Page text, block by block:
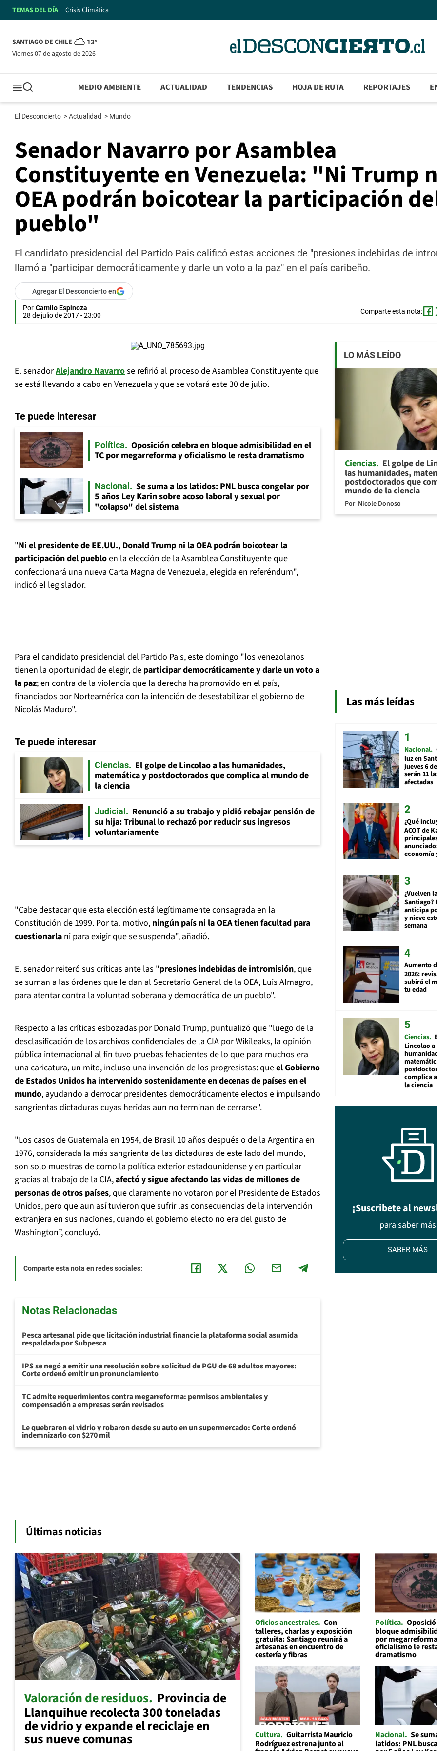
TEMAS DEL DÍA Crisis Climática
SANTIAGO DE CHILE 13°
viernes 07 de agosto de 2026
MEDIO AMBIENTE ACTUALIDAD TENDENCIAS HOJA DE RUTA REPORTAJES
El Desconcierto >Actualidad > Mundo
Senador Navarro por Asamblea
Constituyente en Venezuela: "Ni Trump
OEA podrán boicotear la participación
pueblo"
El candidato presidencial del Partido Pais calificó estas acciones de "presiones indebidas de
llamó a "participar democráticamente y darle un voto a la paz" en el país caribeño.
Agregar El Desconcierto en
Por Camilo Espinoza
28 de julio de 2017 - 23:00
Comparte esta nota:
El senadorAlejandro Navarrose refirió al proceso de Asamblea Constituyente que
se está llevando a cabo en Venezuela y que se votará este 30 de julio.
Te puede interesar
Política
Oposición celebra en bloque admisibilidad en el
TC por megarreforma y oficialismo le resta dramatismo
Nacional
Se suma a los latidos: PNL busca congelar por
5 años Ley Karin sobre acoso laboral y sexual por
"colapso" del sistema
"Ni el presidente de EE.UU., Donald Trump ni la OEA podrán boicotear la
participación del puebloen la elección de la Asamblea Constituyente que
confeccionará una nueva Carta Magna de Venezuela, elegida en referéndum",
indicó el legislador.
Para el candidato presidencial del Partido Pais, este domingo "los venezolanos
tienen la oportunidad de elegir, de participar democráticamente y darle un voto a
la paz; en contra de la violencia que la derecha ha promovido en el país,
financiados por Norteamérica con la intención de desestabilizar el gobierno de
Nicolás Maduro".
Te puede interesar
Ciencias
El golpe de Lincolao a las humanidades,
matemática y postdoctorados que complica al mundo de
la ciencia
Judicial
Renunció a su trabajo y pidió rebajar pensión de
su hija: Tribunal lo rechazó por reducir sus ingresos
voluntariamente
"Cabe destacar que esta elección está legítimamente consagrada en la
Constitución de 1999. Por tal motivo, ningún país ni la OEA tienen facultad para
cuestionarla ni para exigir que se suspenda", añadió.
El senador reiteró sus críticas ante las "presiones indebidas de intromisión, que
se suman a las órdenes que le dan al Secretario General de la OEA, Luis Almagro,
para atentar contra la voluntad soberana y democrática de un pueblo".
Respecto a las críticas esbozadas por Donald Trump, puntualizó que "luego de la
desclasificación de los archivos confidenciales de la CIA por Wikileaks, la opinión
pública internacional al fin tuvo pruebas fehacientes de lo que para muchos era
una caricatura, un mito, incluso una invención de los progresistas: queel Gobierno
de Estados Unidos ha intervenido sostenidamente en decenas de países en el
mundo, ayudando a derrocar presidentes democráticamente electos e impulsando
sangrientas dictaduras cuyas heridas aun no terminan de cerrarse".
"Los casos de Guatemala en 1954, de Brasil 10 años después o de la Argentina en
1976, considerada la más sangrienta de las dictaduras de este lado del mundo,
son solo muestras de como la política exterior estadounidense y en particular
gracias al trabajo de la CIA,afectó y sigue afectando las vidas de millones de
personas de otros países, que claramente no votaron por el Presidente de Estados
Unidos, pero que aun así tuvieron que sufrir las consecuencias de la intervención
extranjera en sus naciones, cuando el gobierno electo no era del gusto de
Washington”, concluyó.
Comparte esta nota en redes sociales:
Notas Relacionadas
Pesca artesanal pide que licitación industrial financie la plataforma social asumida
respaldada por Subpesca
IPS se negó a emitir una resolución sobre solicitud de PGU de 68 adultos mayores:
Corte ordenó emitir un pronunciamiento
TC admite requerimientos contra megarreforma: permisos ambientales y
compensación a empresas serán revisados
Le quebraron el vidrio y robaron desde su auto en un supermercado: Corte ordenó
indemnizarlo con $270 mil
LO MÁS LEÍDO
Ciencias El golpe de
las humanidades,
postdoctorados que
mundo de la ciencia
Por Nicole Donoso
Las más leídas
Nacional
luz en
jueves 6
serán 11
afectadas
¿Qué
ACOT de
economía
¿Vuelven
Santiago?
anticipa
y nieve
semana
Aumento
2026:
subirá el
tu edad
Ciencias
Lincolao a
complica
la ciencia
¡Suscribete al
para saber más
SABER MÁS
Últimas noticias
Valoración de residuos Provincia de
Llanquihue recolecta 300 toneladas
de vidrio y expande el reciclaje en
sus nueve comunas
Oficios ancestrales Con
talleres, charlas y exposición
gratuita: Santiago reunirá a
artesanas en encuentro de
cestería y fibras
Política
bloque
por
oficialismo le
dramatismo
Cultura Guitarrista Mauricio
Rodríguez estrena junto al
Nacional Se
latidos: PNL